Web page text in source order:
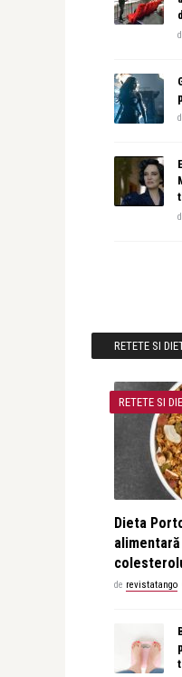
RETETE SI
RETETE SI
Dieta
de revistatango